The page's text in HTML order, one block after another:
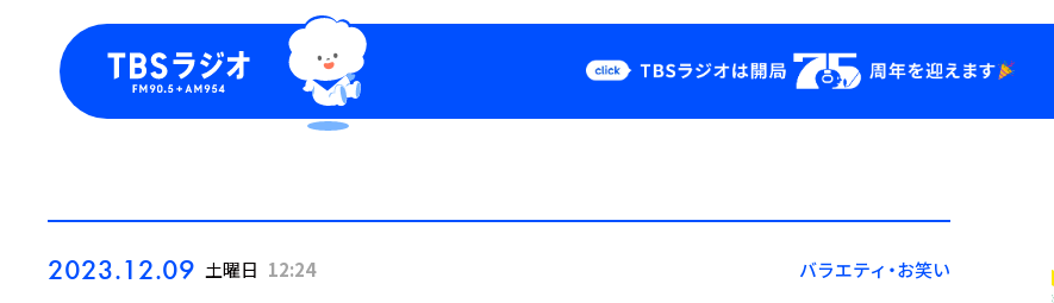
Podcast
YouTube
会社情報
2023.12.09 土曜日 12:24 バラエティ・お笑い